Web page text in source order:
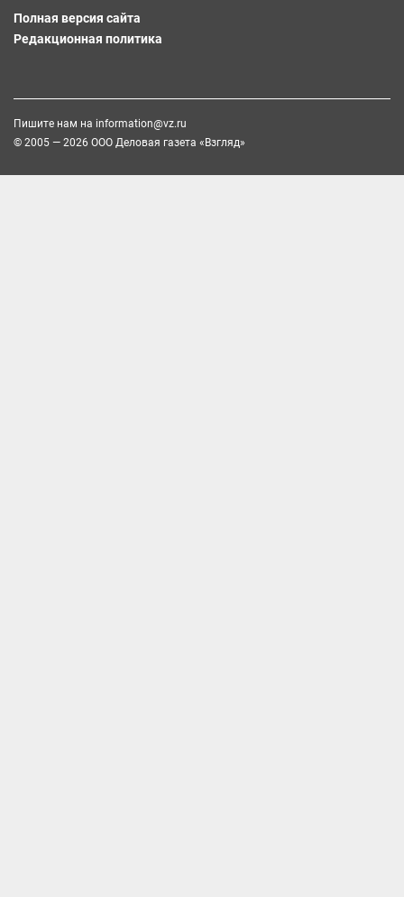
Полная версия сайта
Редакционная политика
Пишите нам на information@vz.ru
© 2005 — 2026 ООО Деловая газета «Взгляд»